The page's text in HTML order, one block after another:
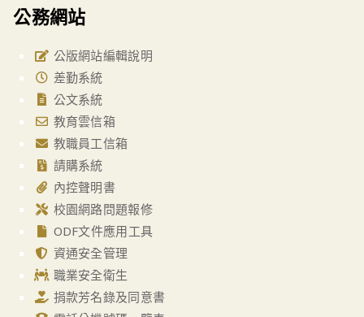
公務網站
公版網站編輯說明
差勤系統
公文系統
教育雲信箱
教職員工信箱
請購系統
內控聲明書
校園網路問題報修
ODF文件應用工具
資通安全管理
職業安全衛生
捐款芳名錄及同意書